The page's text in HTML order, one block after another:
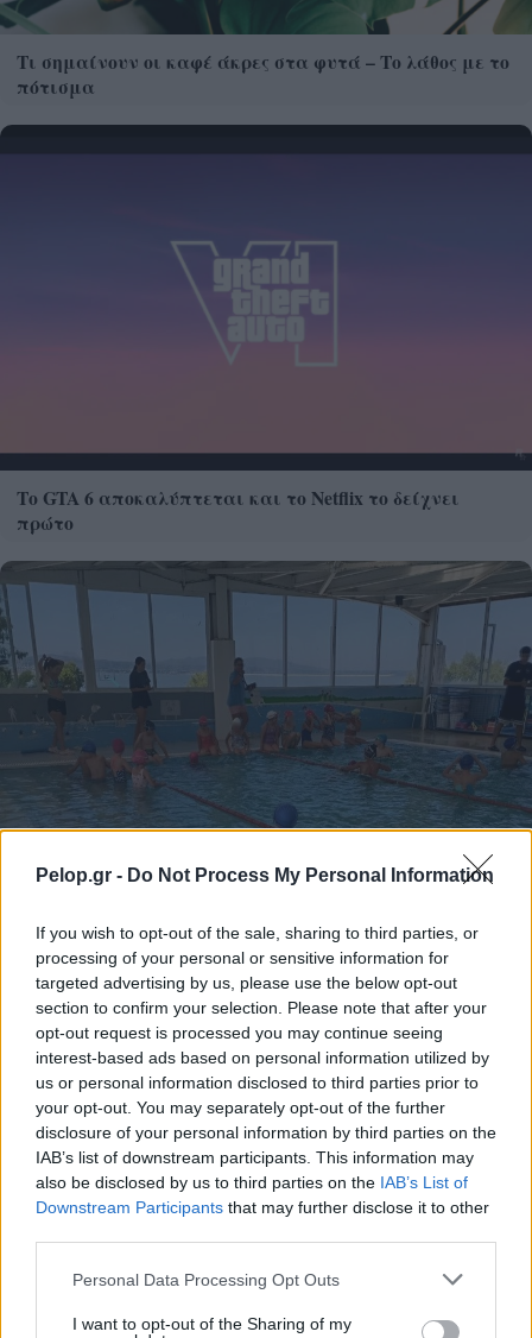
Pelop.gr - Do Not Process My Personal Information
If you wish to opt-out of the sale, sharing to third parties, or
processing of your personal or sensitive information for
targeted advertising by us, please use the below opt-out
section to confirm your selection. Please note that after your
opt-out request is processed you may continue seeing
interest-based ads based on personal information utilized by
us or personal information disclosed to third parties prior to
your opt-out. You may separately opt-out of the further
disclosure of your personal information by third parties on the
IAB’s list of downstream participants. This information may
also be disclosed by us to third parties on the IAB’s List of
Downstream Participants that may further disclose it to other
Please note that this website/app uses one or more Google
not limited to your visit or usage behaviour. You may click to
Personal Data Processing Opt Outs
I want to opt-out of the Sharing of my
Τι σημαίνουν οι καφέ άκρες στα φυτά – Το λάθος με το
πότισμα
Το GTA 6 αποκαλύπτεται και το Netflix το δείχνει
πρώτο
Συνεργασία της Παιδικής Κατασκήνωσης στα Ροΐτικα
με τον ΝΟΠ ΦΩΤΟ